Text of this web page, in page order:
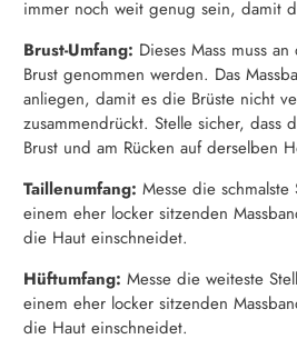
immer noch weit genug sein, damit
Brust-Umfang: Dieses Mass muss
Brust genommen werden. Das
anliegen, damit es die Brüste nicht
zusammendrückt. Stelle sicher, dass
Brust und am Rücken auf derselben
Taillenumfang: Messe die
einem eher locker sitzenden
die Haut einschneidet.
Hüftumfang: Messe die weiteste
einem eher locker sitzenden
die Haut einschneidet.